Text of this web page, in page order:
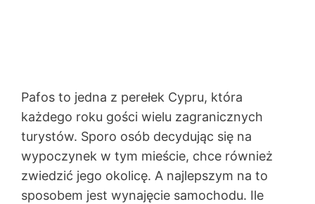
Pafos to jedna z perełek Cypru, która
każdego roku gości wielu zagranicznych
turystów. Sporo osób decydując się na
wypoczynek w tym mieście, chce również
zwiedzić jego okolicę. A najlepszym na to
sposobem jest wynajęcie samochodu. Ile